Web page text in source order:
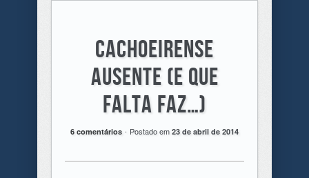
Cachoeirense
ausente (e que
falta faz…)
6 comentários . Postado em 23 de abril de 2014